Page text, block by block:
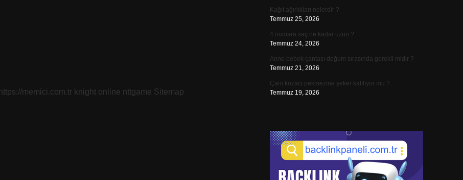
https://memici.com.tr knight online nttgame Sitemap
Kağıt ağırlıkları nelerdir ?
Temmuz 25, 2026
4 numara saç ne kadar uzun ?
Temmuz 24, 2026
Anne bebek çantası doğum sırasında gerekli midir ?
Temmuz 21, 2026
Çam kozacı pekmezine şeker katılıyor mu ?
Temmuz 19, 2026